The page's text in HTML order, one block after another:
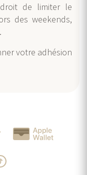
droit de limiter le
des weekends,
votre adhésion